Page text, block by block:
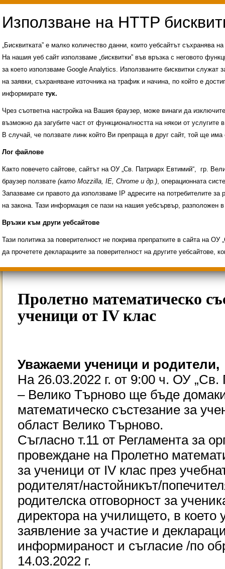
Свободни места за ученици
ИНОВАЦИЯ 2026
Олимпиади 2025/2026
Пролетно математическо
ученици от IV клас
Уважаеми ученици и родители,
На 26.03.2022 г. от 9:00 ч. ОУ
– Велико Търново ще бъде
математическо състезание за
област Велико Търново.
Съгласно т.11 от Регламента за
провеждане на Пролетно
за ученици от IV клас през
родителят/настойникът/
родителска отговорност за
директора на училището, в което
заявление за участие и
информираност и съгласие /по
14.03.2022 г.
„Бисквитката” е малко количество данни, които уебсайтът съхранява
На нашия уеб сайт използваме „бисквитки” във връзка с неговото
за което използваме Google Analytics. Използваните бисквитки служат
на заявки, съхраняване източника на трафик и начина, по който е
информирате тук.
Чрез съответна настройка на Вашия браузер, може винаги да
възможно да загубите част от функционалността на някои от услугите
В случай, че ползвате линк който Ви препраща в друг сайт, той ще има
Лог файлове
Както повечето сайтове, сайтът на ОУ „Св. Патриарх Евтимий“, гр.
браузер ползвате (като Mozzilla, IE, Chrome и др.), операционната
Запазваме си правото да използваме IP адресите на потребителите
на закона. Тази информация се пази на нашия уебсървър,
Връзки към други уебсайтове
Тази политика за поверителност не покрива препратките в сайта на
да прочетете декларациите за поверителност на другите уебсайтове,